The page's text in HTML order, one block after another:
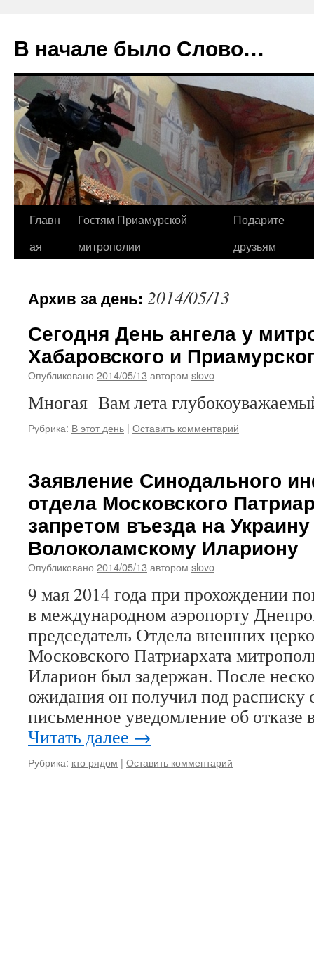
В начале было Слово…
Перейти
Главн
ая
Гостям Приамурской
митрополии
Подарите
друзьям
Архив за день: 2014/05/13
Сегодня День ангела у
Хабаровского и
Опубликовано 2014/05/13 автором slovo
Многая Вам лета
Рубрика: В этот день | Оставить комментарий
Заявление Синодального
отдела Московского
запретом въезда на
Волоколамскому Илариону
Опубликовано 2014/05/13 автором slovo
9 мая 2014 года при прохождении
в международном аэропорту
председатель Отдела внешних
Московского Патриархата
Иларион был задержан. После
ожидания он получил под расписку
письменное уведомление об
Читать далее →
Рубрика: кто рядом | Оставить комментарий